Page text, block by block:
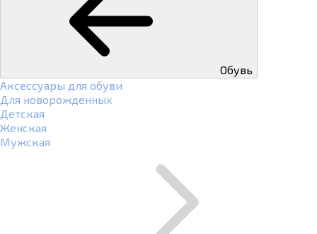
Обувь
Аксессуары для обуви
Для новорожденных
Детская
Женская
Мужская